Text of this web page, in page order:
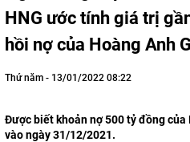
HNG ước tính giá trị
hồi nợ của Hoàng Anh
Thứ năm - 13/01/2022 08:22
Được biết khoản nợ 500 tỷ đồng của
vào ngày 31/12/2021.